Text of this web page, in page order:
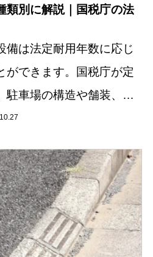
類別に解説｜国税庁の法
備は法定耐用年数に応じ
ができます。国税庁が定
駐車場の構造や舗装、設
分類されています。例